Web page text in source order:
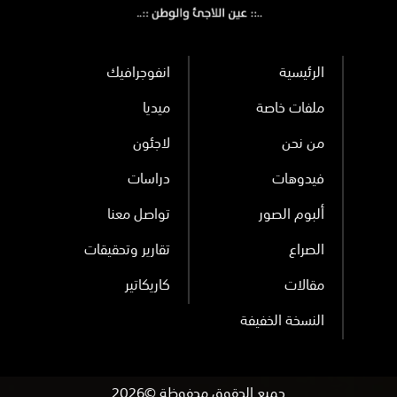
الرئيسية انفوجرافيك
ملفات خاصة ميديا
من نحن لاجئون
فيدوهات دراسات
ألبوم الصور تواصل معنا
الصراع تقارير وتحقيقات
مقالات كاريكاتير
النسخة الخفيفة